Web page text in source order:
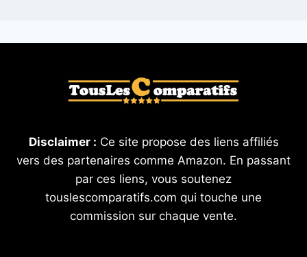
Disclaimer : Ce site propose des liens affiliés
vers des partenaires comme Amazon. En passant
par ces liens, vous soutenez
touslescomparatifs.com qui touche une
commission sur chaque vente.